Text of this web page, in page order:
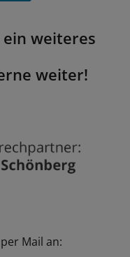
ein weiteres
weiter!
Mail an: